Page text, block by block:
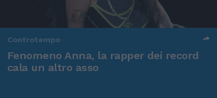
Controtempo
Fenomeno Anna, la rapper dei record
cala un altro asso